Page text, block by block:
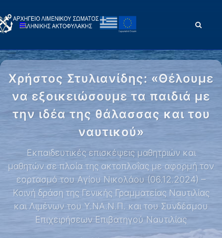
Χρήστος Στυλιανίδης: «Θέλουμε
να εξοικειώσουμε τα παιδιά με
την ιδέα της θάλασσας και του
ναυτικού»
Εκπαιδευτικές επισκέψεις μαθητριών και
μαθητών σε πλοία της ακτοπλοΐας με αφορμή τον
εορτασμό του Αγίου Νικολάου (06.12.2024) –
Κοινή δράση της Γενικής Γραμματείας Ναυτιλίας
και Λιμένων του Υ.ΝΑ.Ν.Π. και του Συνδέσμου
Επιχειρήσεων Επιβατηγού Ναυτιλίας